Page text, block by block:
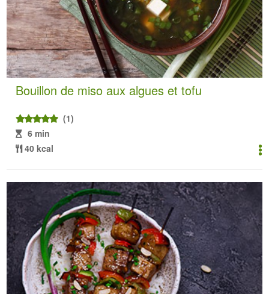
Bouillon de miso aux algues et tofu
(1)
6 min
40 kcal